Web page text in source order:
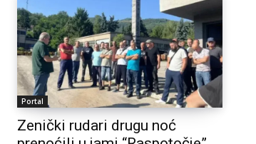
Portal
Zenički rudari drugu noć